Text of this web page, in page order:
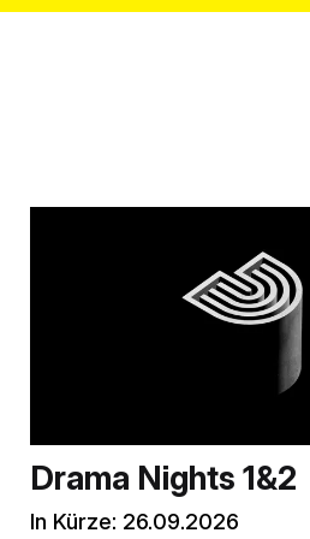
Drama Nights 1&2
In Kürze: 26.09.2026